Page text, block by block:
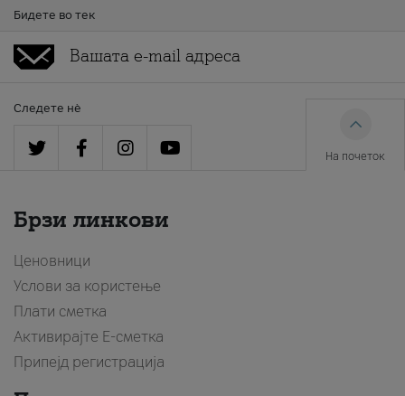
Бидете во тек
Следете нè
На почеток
Брзи линкови
Ценовници
Услови за користење
Плати сметка
Активирајте Е-сметка
Припејд регистрација